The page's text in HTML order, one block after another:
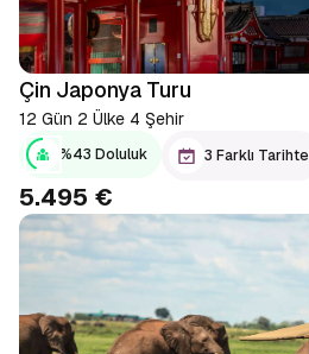
Çin Japonya Turu
12 Gün 2 Ülke 4 Şehir
%43 Doluluk 3 Farklı Tarihte
5.495 €